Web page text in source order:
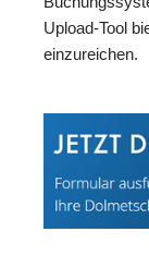
Upload-Tool
einzureichen.